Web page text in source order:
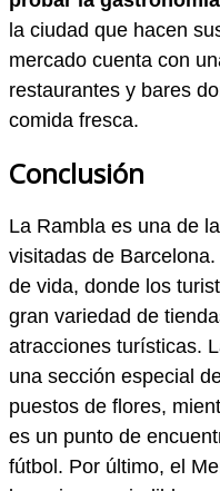
la ciudad que hacen
mercado cuenta con
restaurantes y bares
comida fresca.
Conclusión
La Rambla es una de
visitadas de
de vida, donde los
gran variedad de
atracciones turísticas.
una sección especial
puestos de flores,
es un punto de
fútbol. Por último, el